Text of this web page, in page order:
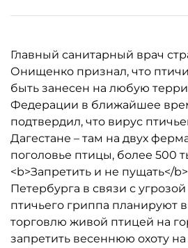
Главный санитарный врач
Онищенко признал, что
быть занесен на любую
Федерации в ближайшее
подтвердил, что вирус
Дагестане – там на двух
поголовье птицы, более 500
<b>Запретить и не пущать</
Петербурга в связи с
птичьего гриппа планируют
торговлю живой птицей на
запретить весеннюю охоту